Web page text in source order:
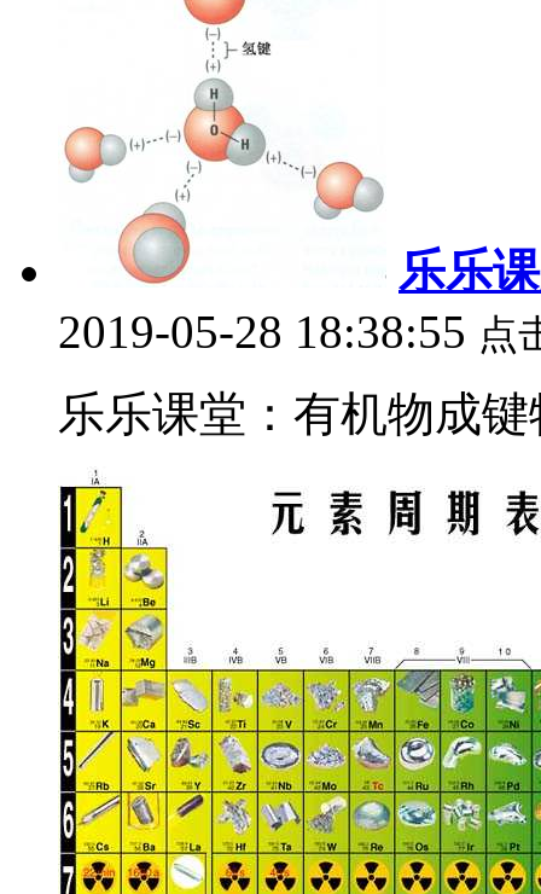
乐乐
2019-05-28 18:38:55 点
乐乐课堂：有机物成键